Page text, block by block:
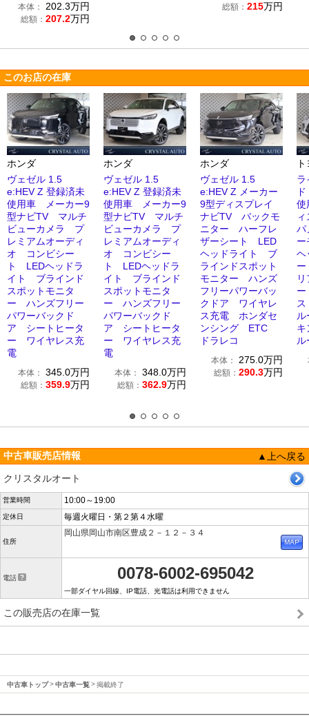
本体： 202.3万円
総額： 207.2万円
総額： 215万円
このお店の在庫
ホンダ
ヴェゼル 1.5
e:HEV Z 登録済未
使用車 メーカー9
型ナビTV マルチ
ビューカメラ プ
レミアムオーディ
オ コンビシー
ト LEDヘッドラ
イト ブラインド
スポットモニタ
ー ハンズフリー
パワーバックド
ア シートヒータ
ー ワイヤレス充
電
本体： 345.0万円
総額： 359.9万円
ホンダ
ヴェゼル 1.5
e:HEV Z 登録済未
使用車 メーカー9
型ナビTV マルチ
ビューカメラ プ
レミアムオーディ
オ コンビシー
ト LEDヘッドラ
イト ブラインド
スポットモニタ
ー ハンズフリー
パワーバックド
ア シートヒータ
ー ワイヤレス充
電
本体： 348.0万円
総額： 362.9万円
ホンダ
ヴェゼル 1.5
e:HEV Z メーカー
9型ディスプレイ
ナビTV バックモ
ニター ハーフレ
ザーシート LED
ヘッドライト ブ
ラインドスポット
モニター ハンズ
フリーパワーバッ
クドア ワイヤレ
ス充電 ホンダセ
ンシング ETC
ドラレコ
本体： 275.0万円
総額： 290.3万円
ラ
使
パ
ヘ
ル
中古車販売店情報
▲上へ戻る
クリスタルオート
営業時間 10:00～19:00
定休日 毎週火曜日・第２第４水曜
住所
岡山県岡山市南区豊成２－１２－３４
電話 0078-6002-695042
一部ダイヤル回線、IP電話、光電話は利用できません
この販売店の在庫一覧
中古車トップ 中古車一覧 掲載終了